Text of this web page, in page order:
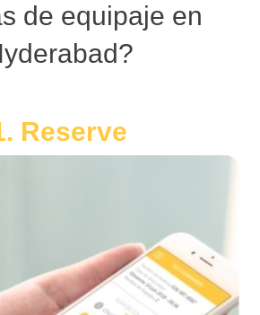
de equipaje en
Reserve